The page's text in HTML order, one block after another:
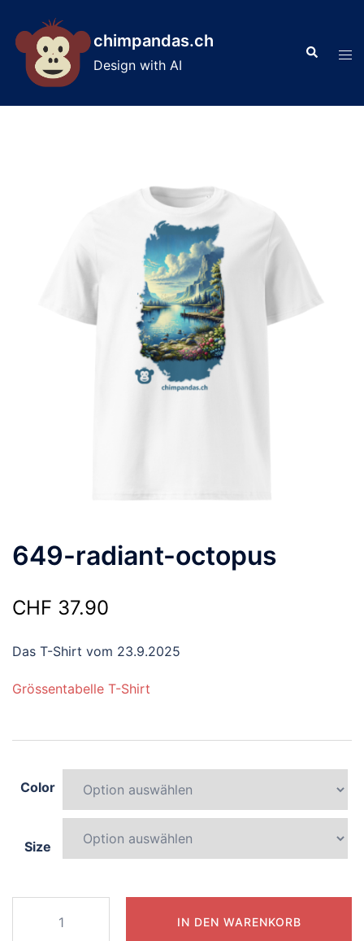
content
chimpandas.ch
Design with AI
Search
649-radiant-octopus
CHF 37.90
Das T-Shirt vom 23.9.2025
Grössentabelle T-Shirt
Color
Size
IN DEN WARENKORB